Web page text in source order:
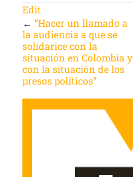
Edit
← “Hacer un llamado a
la audiencia a que se
solidarice con la
situación en Colombia y
con la situación de los
presos políticos”